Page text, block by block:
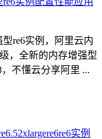
re6实例，阿里云内
，全新的内存增强型
不懂云分享阿里 ...
re6re6实例